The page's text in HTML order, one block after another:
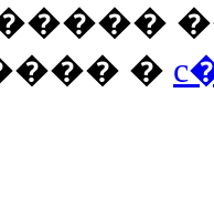
�